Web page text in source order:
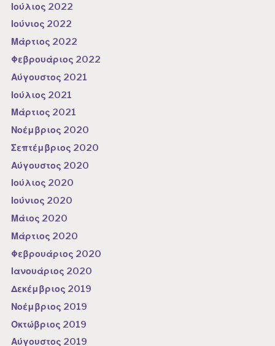
Ιούλιος 2022
Ιούνιος 2022
Μάρτιος 2022
Φεβρουάριος 2022
Αύγουστος 2021
Ιούλιος 2021
Μάρτιος 2021
Νοέμβριος 2020
Σεπτέμβριος 2020
Αύγουστος 2020
Ιούλιος 2020
Ιούνιος 2020
Μάιος 2020
Μάρτιος 2020
Φεβρουάριος 2020
Ιανουάριος 2020
Δεκέμβριος 2019
Νοέμβριος 2019
Οκτώβριος 2019
Αύγουστος 2019